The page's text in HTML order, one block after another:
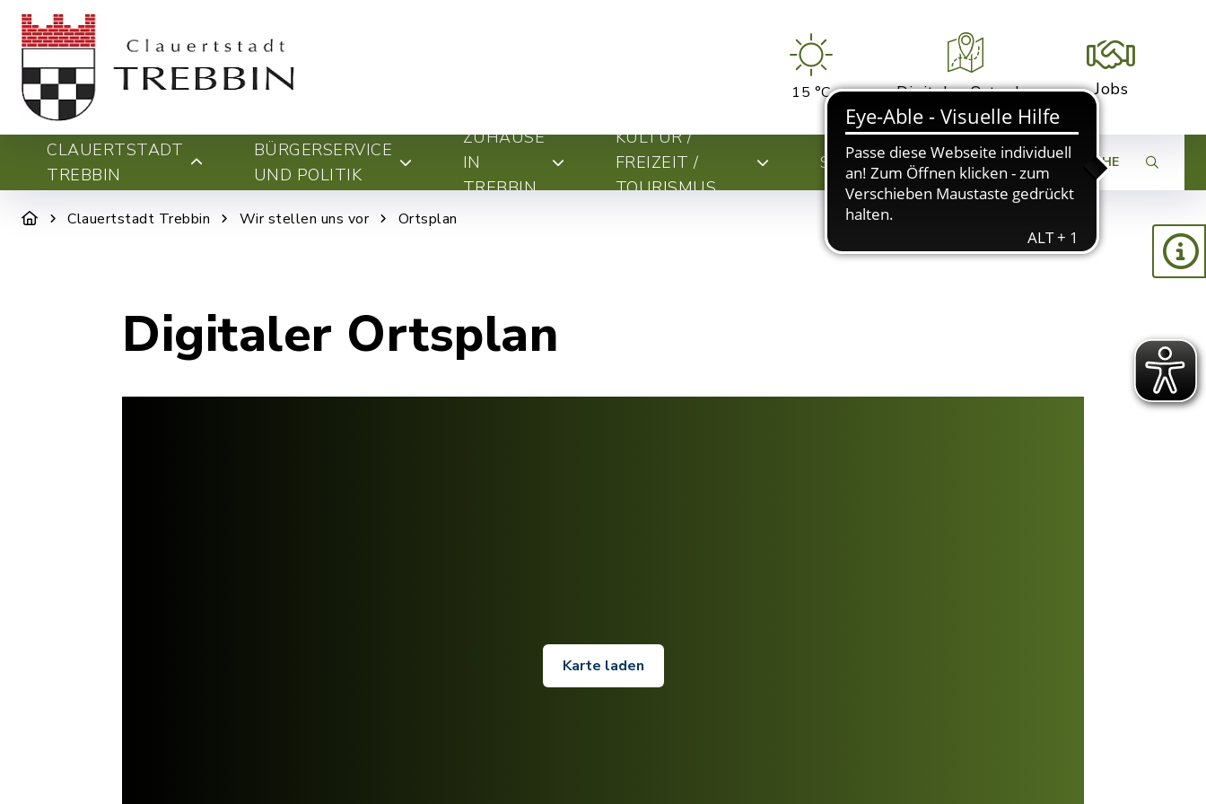
15 °C Digitaler Ortsplan Jobs
CLAUERTSTADT
TREBBIN
BÜRGERSERVICE
UND POLITIK
ZUHAUSE
IN
TREBBIN
KULTUR /
FREIZEIT /
TOURISMUS
STADTENTWICKLUNG SUCHE
Clauertstadt Trebbin Wir stellen uns vor Ortsplan
Digitaler Ortsplan
Karte laden